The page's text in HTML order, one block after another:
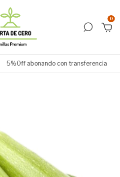
0
5%Off abonando con transferencia